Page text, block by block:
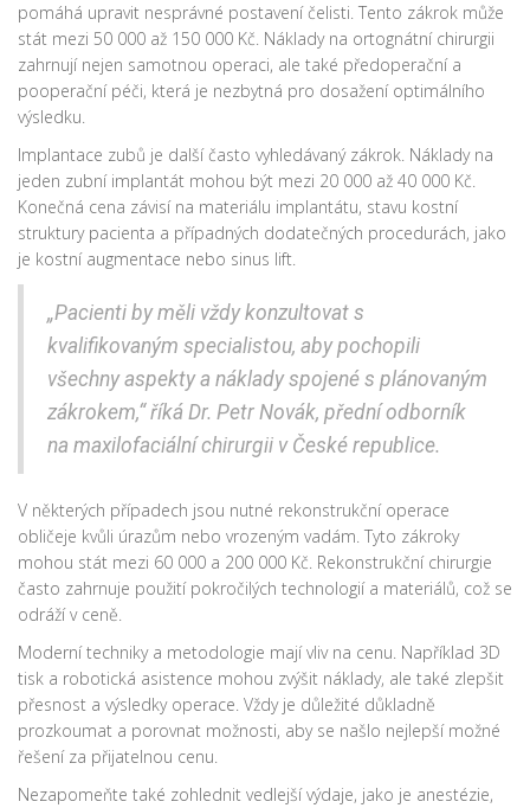
pomáhá upravit nesprávné postavení čelisti. Tento zákrok může
stát mezi 50 000 až 150 000 Kč. Náklady na ortognátní chirurgii
zahrnují nejen samotnou operaci, ale také předoperační a
pooperační péči, která je nezbytná pro dosažení optimálního
výsledku.
Implantace zubů je další často vyhledávaný zákrok. Náklady na
jeden zubní implantát mohou být mezi 20 000 až 40 000 Kč.
Konečná cena závisí na materiálu implantátu, stavu kostní
struktury pacienta a případných dodatečných procedurách, jako
je kostní augmentace nebo sinus lift.
„Pacienti by měli vždy konzultovat s
kvalifikovaným specialistou, aby pochopili
všechny aspekty a náklady spojené s plánovaným
zákrokem,“ říká Dr. Petr Novák, přední odborník
na maxilofaciální chirurgii v České republice.
V některých případech jsou nutné rekonstrukční operace
obličeje kvůli úrazům nebo vrozeným vadám. Tyto zákroky
mohou stát mezi 60 000 a 200 000 Kč. Rekonstrukční chirurgie
často zahrnuje použití pokročilých technologií a materiálů, což se
odráží v ceně.
Moderní techniky a metodologie mají vliv na cenu. Například 3D
tisk a robotická asistence mohou zvýšit náklady, ale také zlepšit
přesnost a výsledky operace. Vždy je důležité důkladně
prozkoumat a porovnat možnosti, aby se našlo nejlepší možné
řešení za přijatelnou cenu.
Nezapomeňte také zohlednit vedlejší výdaje, jako je anestézie,